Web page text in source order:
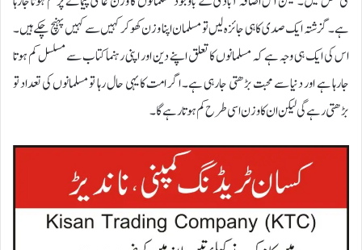
ہے۔ گزشتہ ایک صدی کا ہی جائزہ لیں تو مسلمان اپنا وزن کھو کر کہیں سے کہیں پہنچ چکے ہیں۔
اس کی ایک ہی وجہ ہے کہ مسلمانوں کا تعلق اپنے دین اور اپنی رہنما کتاب سے مسلسل کم ہوتا
جارہا ہے اور دنیا سے محبت بڑھتی جارہی ہے۔ اگر امت کا یہی حال رہا تو مسلمانوں کی تعداد تو
بڑھتی رہے گی لیکن ان کا وزن اسی طرح کم ہوتا رہے گا۔